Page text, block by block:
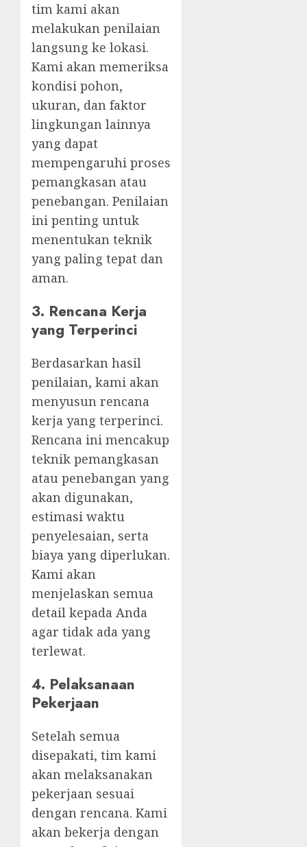
tim kami akan
melakukan penilaian
langsung ke lokasi.
Kami akan memeriksa
kondisi pohon,
ukuran, dan faktor
lingkungan lainnya
yang dapat
mempengaruhi proses
pemangkasan atau
penebangan. Penilaian
ini penting untuk
menentukan teknik
yang paling tepat dan
aman.
3. Rencana Kerja
yang Terperinci
Berdasarkan hasil
penilaian, kami akan
menyusun rencana
kerja yang terperinci.
Rencana ini mencakup
teknik pemangkasan
atau penebangan yang
akan digunakan,
estimasi waktu
penyelesaian, serta
biaya yang diperlukan.
Kami akan
menjelaskan semua
detail kepada Anda
agar tidak ada yang
terlewat.
4. Pelaksanaan
Pekerjaan
Setelah semua
disepakati, tim kami
akan melaksanakan
pekerjaan sesuai
dengan rencana. Kami
akan bekerja dengan